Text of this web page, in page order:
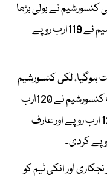
کنسورشیم نے بولی بڑھا
کر 118.25 ارب جبکہ عارف حبیب کنسورشیم نے 119ارب روپے
ہوگیا، لکی کنسورشیم
نے بولی بڑھا کر119.25ارب اور عارف حبیب کنسورشیم نے 120ارب
روپے کردی، لکی کنسورشیم نے بڑھا 120.25 ارب روپے اور عارف
اور انکی ٹیم کو